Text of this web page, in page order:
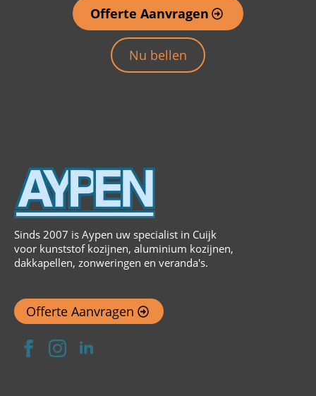
Offerte Aanvragen
Nu bellen
Sinds 2007 is Aypen uw specialist in Cuijk
voor kunststof kozijnen, aluminium kozijnen,
dakkapellen, zonweringen en veranda's.
Offerte Aanvragen